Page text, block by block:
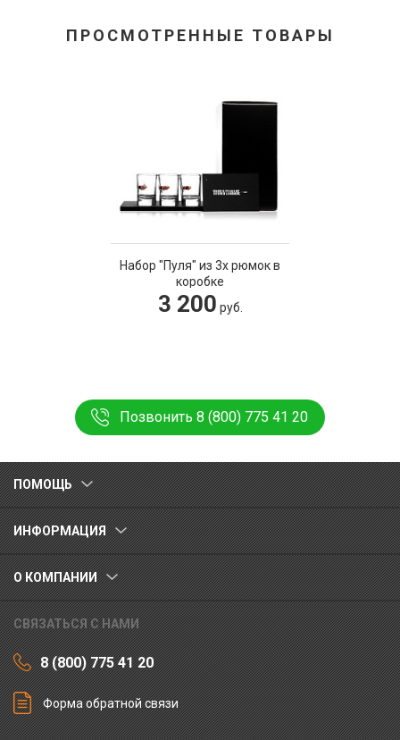
ПРОСМОТРЕННЫЕ ТОВАРЫ
Набор "Пуля" из 3х рюмок в
коробке
3 200 руб.
Позвонить 8 (800) 775 41 20
ПОМОЩЬ
ИНФОРМАЦИЯ
О КОМПАНИИ
СВЯЗАТЬСЯ С НАМИ
8 (800) 775 41 20
Форма обратной связи